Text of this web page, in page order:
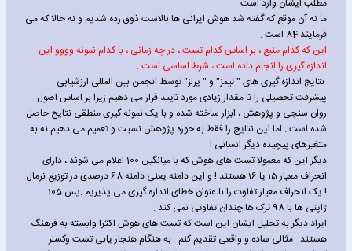
مطلب ایشان وارد است .
ما نه آن موقع که گفته شد هوش ایرانی ها بالاست ذوق زده شدیم و نه حالا که می
فرمایند 84 است .
این که کدام منبع ، بر اساس کدام تست ، در چه زمانی ، با کدام نمونه وووو این
اندازه گیری را انجام داده است ، شرط اساسی است .
نتایج اندازه گیری های " تیمز" و " پرلز" توسط انجمن بین المللی ارزشیابی
پیشرفت تحصیلی را تا مقدار زیادی مورد تایید قرار می دهیم زیرا بر اساس اصول
روان سنجی و پژوهش ، ابزار ساخته شده و با یک نمونه گیری منطقی نتایج حاصل
شده است . اما این نتایج را فقط به حوزه پژوهش نسبت و تعمیم می دهیم نه به
متغیرهای پیچیده دیگر انسانی !
دیگر این که معمولا تست های هوش که با میانگین 100 اعلام می شوند ، دارای
انحراف معیار 15 یا 16 هستند ! و این دامنه یعنی دامنه 68 درصدی در توزیع نرمال
! یک انحراف معیار تفاوت را با عنوان خطای اندازه گیری می پذیریم .پس 105
ژاپنی ها با 98 ترک ها چندان تفاوتی نمی کند .
ایراد دیگر به تحلیل ایشان این است که تست های هوش اکثرا وابسته به فرهنگ
هستند . مثالی ساده و واقعی تقدیم کنم . به هنگام هنجار یابی تست وکسلر